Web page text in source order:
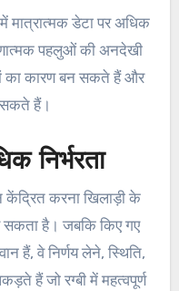
मात्रात्मक डेटा पर अधिक
पहलुओं की अनदेखी
का कारण बन सकते हैं और
सकते हैं।
निर्भरता
केंद्रित करना खिलाड़ी के
सकता है। जबकि किए गए
हैं, वे निर्णय लेने, स्थिति,
हैं जो रग्बी में महत्वपूर्ण